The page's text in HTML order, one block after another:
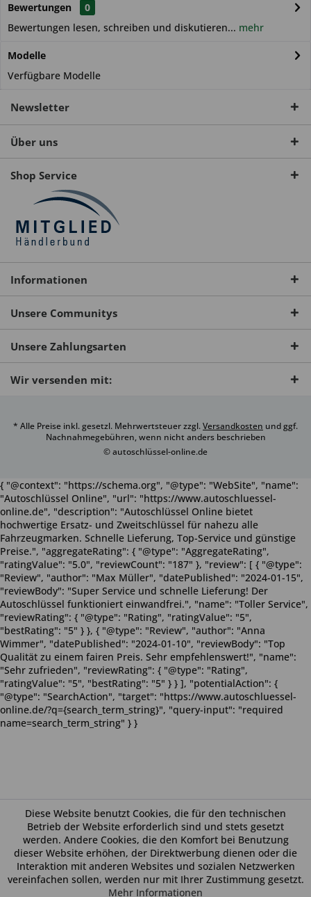
Bewertungen
0
Bewertungen lesen, schreiben und diskutieren... mehr
Modelle
Verfügbare Modelle
Newsletter
Über uns
Shop Service
Informationen
Unsere Communitys
Unsere Zahlungsarten
Wir versenden mit:
* Alle Preise inkl. gesetzl. Mehrwertsteuer zzgl.Versandkosten und ggf.
Nachnahmegebühren, wenn nicht anders beschrieben
© autoschlüssel-online.de
Diese Website benutzt Cookies, die für den technischen
Betrieb der Website erforderlich sind und stets gesetzt
werden. Andere Cookies, die den Komfort bei Benutzung
dieser Website erhöhen, der Direktwerbung dienen oder die
Interaktion mit anderen Websites und sozialen Netzwerken
vereinfachen sollen, werden nur mit Ihrer Zustimmung gesetzt.
Mehr Informationen
{ "@context": "https://schema.org", "@type": "WebSite", "name":
"Autoschlüssel Online", "url": "https://www.autoschluessel-
online.de", "description": "Autoschlüssel Online bietet
hochwertige Ersatz- und Zweitschlüssel für nahezu alle
Fahrzeugmarken. Schnelle Lieferung, Top-Service und günstige
Preise.", "aggregateRating": { "@type": "AggregateRating",
"ratingValue": "5.0", "reviewCount": "187" }, "review": [ { "@type":
"Review", "author": "Max Müller", "datePublished": "2024-01-15",
"reviewBody": "Super Service und schnelle Lieferung! Der
Autoschlüssel funktioniert einwandfrei.", "name": "Toller Service",
"reviewRating": { "@type": "Rating", "ratingValue": "5",
"bestRating": "5" } }, { "@type": "Review", "author": "Anna
Wimmer", "datePublished": "2024-01-10", "reviewBody": "Top
Qualität zu einem fairen Preis. Sehr empfehlenswert!", "name":
"Sehr zufrieden", "reviewRating": { "@type": "Rating",
"ratingValue": "5", "bestRating": "5" } } ], "potentialAction": {
"@type": "SearchAction", "target": "https://www.autoschluessel-
online.de/?q={search_term_string}", "query-input": "required
name=search_term_string" } }